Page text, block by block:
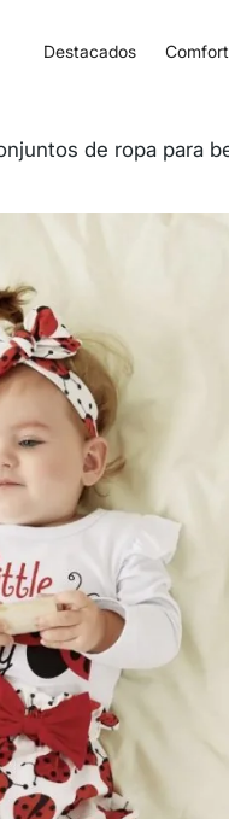
Destacados
de ropa para